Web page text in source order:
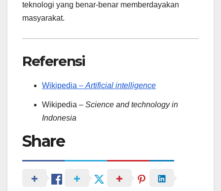
teknologi yang benar-benar memberdayakan
masyarakat.
Referensi
Wikipedia – Artificial intelligence
Wikipedia – Science and technology in
Indonesia
Share